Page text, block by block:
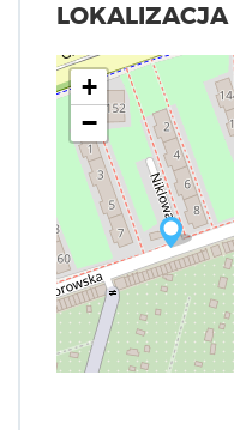
LOKALIZACJA
+
−